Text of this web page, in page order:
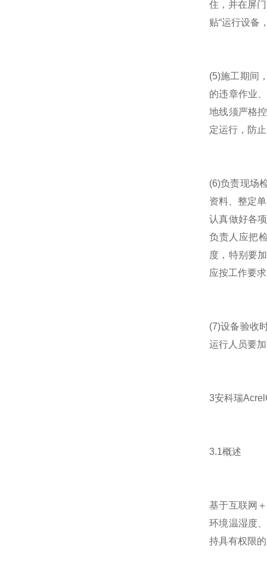
住，并在屏
贴“运行设备
(5)施工期间
的违章作业
地线须严格
定运行，防
(6)负责现场
资料、整定
认真做好各
负责人应把
度，特别要
应按工作要
(7)设备验收
运行人员要
3安科瑞
3.1概述
基于互联网
环境温湿度
持具有权限